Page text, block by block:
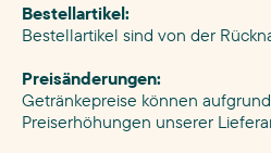
Bestellartikel:
Bestellartikel sind von der
Preisänderungen:
Getränkepreise können
Preiserhöhungen unserer